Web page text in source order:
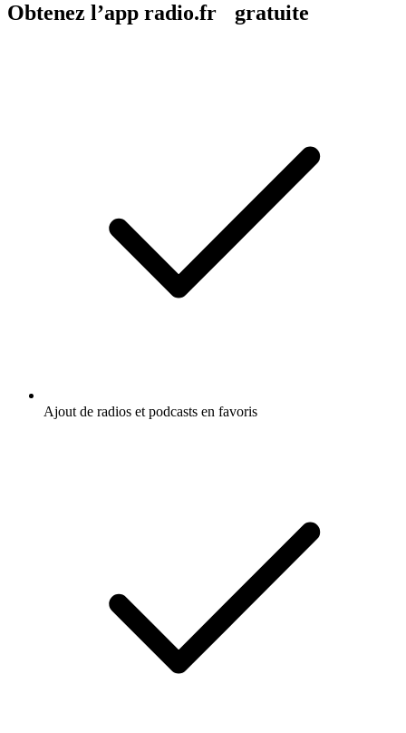
Obtenez l’app radio.fr gratuite
Ajout de radios et podcasts en favoris